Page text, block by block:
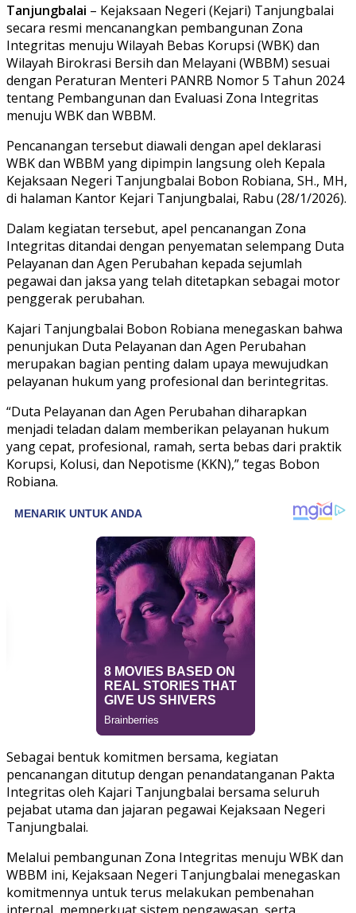
Tanjungbalai – Kejaksaan Negeri (Kejari) Tanjungbalai
secara resmi mencanangkan pembangunan Zona
Integritas menuju Wilayah Bebas Korupsi (WBK) dan
Wilayah Birokrasi Bersih dan Melayani (WBBM) sesuai
dengan Peraturan Menteri PANRB Nomor 5 Tahun 2024
tentang Pembangunan dan Evaluasi Zona Integritas
menuju WBK dan WBBM.
Pencanangan tersebut diawali dengan apel deklarasi
WBK dan WBBM yang dipimpin langsung oleh Kepala
Kejaksaan Negeri Tanjungbalai Bobon Robiana, SH., MH,
di halaman Kantor Kejari Tanjungbalai, Rabu (28/1/2026).
Dalam kegiatan tersebut, apel pencanangan Zona
Integritas ditandai dengan penyematan selempang Duta
Pelayanan dan Agen Perubahan kepada sejumlah
pegawai dan jaksa yang telah ditetapkan sebagai motor
penggerak perubahan.
Kajari Tanjungbalai Bobon Robiana menegaskan bahwa
penunjukan Duta Pelayanan dan Agen Perubahan
merupakan bagian penting dalam upaya mewujudkan
pelayanan hukum yang profesional dan berintegritas.
“Duta Pelayanan dan Agen Perubahan diharapkan
menjadi teladan dalam memberikan pelayanan hukum
yang cepat, profesional, ramah, serta bebas dari praktik
Korupsi, Kolusi, dan Nepotisme (KKN),” tegas Bobon
Robiana.
Sebagai bentuk komitmen bersama, kegiatan
pencanangan ditutup dengan penandatanganan Pakta
Integritas oleh Kajari Tanjungbalai bersama seluruh
pejabat utama dan jajaran pegawai Kejaksaan Negeri
Tanjungbalai.
Melalui pembangunan Zona Integritas menuju WBK dan
WBBM ini, Kejaksaan Negeri Tanjungbalai menegaskan
komitmennya untuk terus melakukan pembenahan